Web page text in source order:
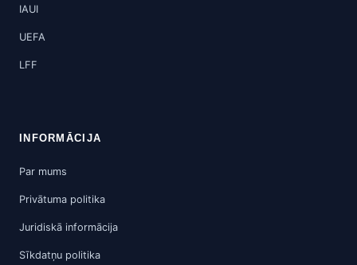
IAUI
UEFA
LFF
INFORMĀCIJA
Par mums
Privātuma politika
Juridiskā informācija
Sīkdatņu politika